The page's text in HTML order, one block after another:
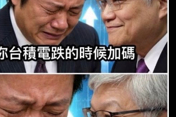
管上週五美國非農就 業數據低於
場預期美國聯準會（Fed）降息及
進而推升美股 與台股大漲，但陳
股此波反彈恐無「第二隻隻腳（W
的機會 ，後續甚至可能直接向下
分析，大